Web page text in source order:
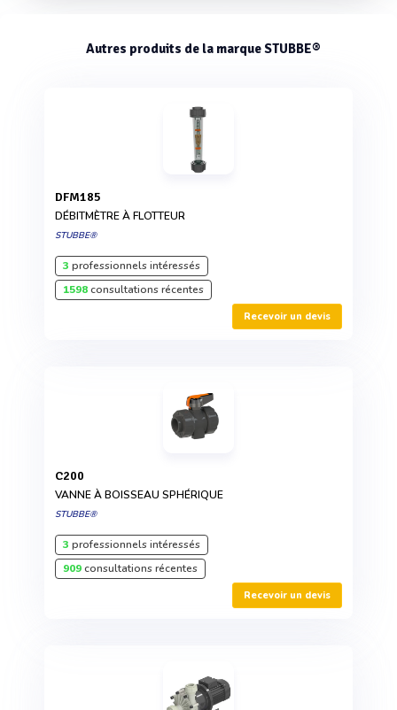
Autres produits de la marque STUBBE®
DFM185
DÉBITMÈTRE À FLOTTEUR
STUBBE®
3 professionnels intéressés
1598consultations récentes
Recevoir un devis
C200
VANNE À BOISSEAU SPHÉRIQUE
STUBBE®
3 professionnels intéressés
909consultations récentes
Recevoir un devis